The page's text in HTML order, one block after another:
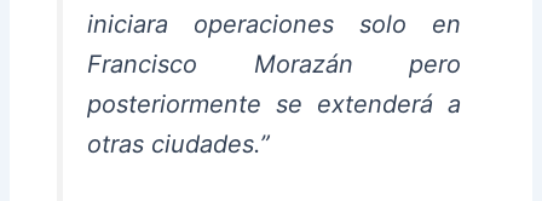
iniciara operaciones solo en
Francisco Morazán pero
posteriormente se extenderá a
otras ciudades.”